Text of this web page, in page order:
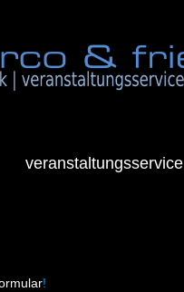
veranstaltungsservice
!